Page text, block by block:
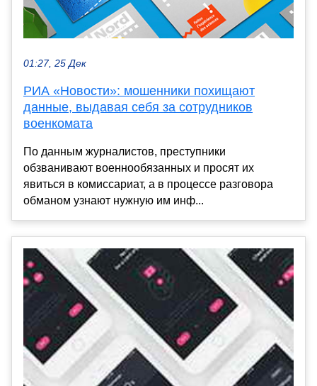
01:27, 25 Дек
РИА «Новости»: мошенники похищают
данные, выдавая себя за сотрудников
военкомата
По данным журналистов, преступники
обзванивают военнообязанных и просят их
явиться в комиссариат, а в процессе разговора
обманом узнают нужную им инф...